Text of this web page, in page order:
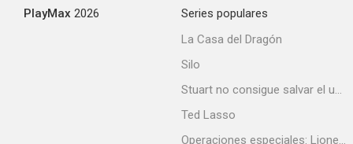
PlayMax 2026
Series populares
La Casa del Dragón
Silo
Stuart no consigue salvar el universo
Ted Lasso
Operaciones especiales: Lioness